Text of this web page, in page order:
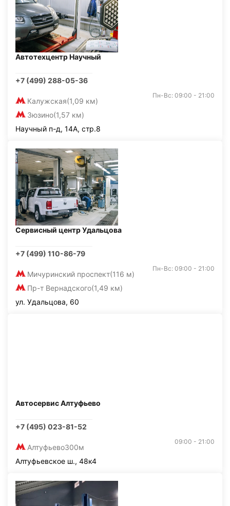
Автотехцентр Научный
+7 (499) 288-05-36
Калужская(1,09 км)
Зюзино(1,57 км)
Пн-Вс: 09:00 - 21:00
Научный п-д, 14А, стр.8
Сервисный центр Удальцова
+7 (499) 110-86-79
Мичуринский проспект(116 м)
Пр-т Вернадского(1,49 км)
Пн-Вс: 09:00 - 21:00
ул. Удальцова, 60
Автосервис Алтуфьево
+7 (495) 023-81-52
Алтуфьево300м
09:00 - 21:00
Алтуфьевское ш., 48к4